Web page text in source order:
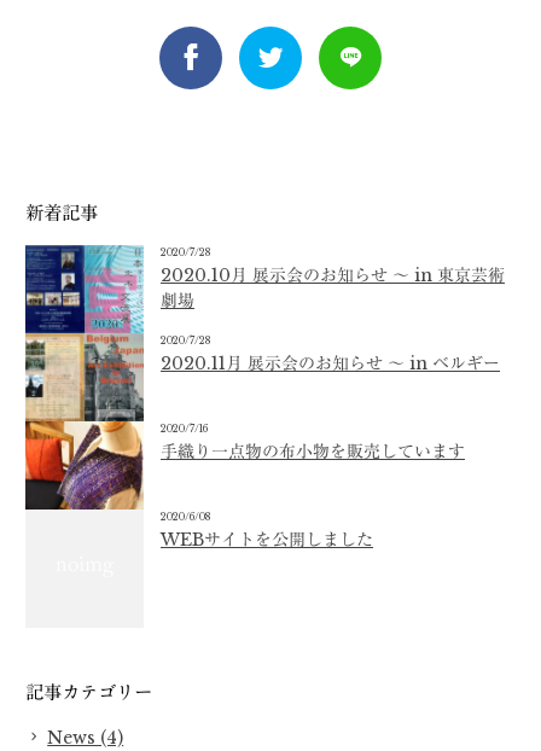
新着記事
2020/7/28
2020.10月 展示会のお知らせ 〜 in 東京芸術
劇場
2020/7/28
2020.11月 展示会のお知らせ 〜 in ベルギー
2020/7/16
手織り一点物の布小物を販売しています
2020/6/08
WEBサイトを公開しました
記事カテゴリー
News (4)